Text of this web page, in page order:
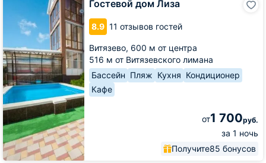
Гостевой дом Лиза
8.9 11 отзывов гостей
Витязево, 600 м от центра
516 м от Витязевского лимана
Бассейн Пляж Кухня Кондиционер
Кафе
от1 700руб.
за 1 ночь
Получите85 бонусов